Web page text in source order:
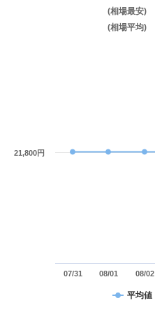
(相場最安)
(相場平均)
平均値
07/31 08/01 08/02
21,800円